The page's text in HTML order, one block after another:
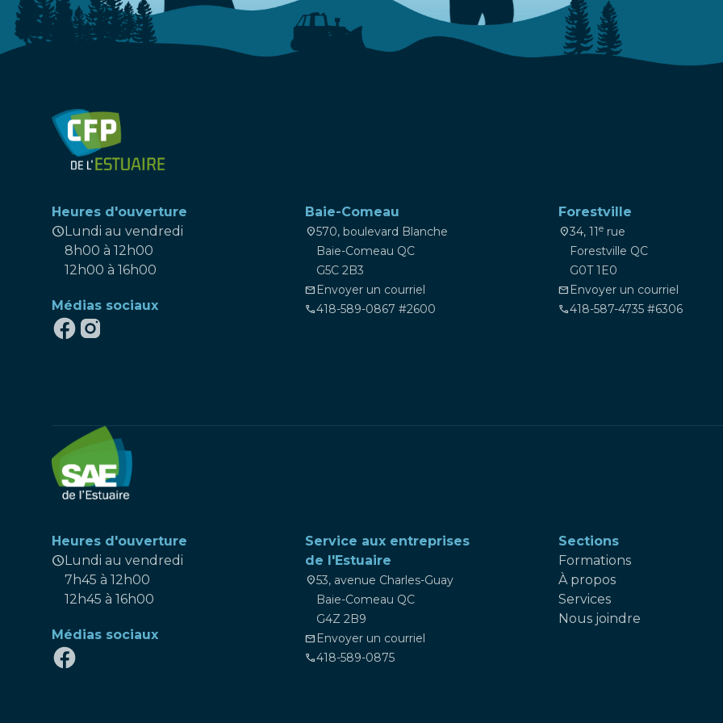
Heures d'ouverture
scheduleLundi au vendredi
8h00 à 12h00
12h00 à 16h00
Médias sociaux
Baie-Comeau
location_on570, boulevard Blanche
Baie-Comeau QC
G5C 2B3
mail Envoyer un courriel
phone418-589-0867 #2600
Forestville
location_on34, 11erue
Forestville QC
G0T 1E0
mail Envoyer un courriel
phone418-587-4735 #6306
Heures d'ouverture
scheduleLundi au vendredi
7h45 à 12h00
12h45 à 16h00
Médias sociaux
Service aux entreprises
de l'Estuaire
location_on53, avenue Charles-Guay
Baie-Comeau QC
G4Z 2B9
mail Envoyer un courriel
phone418-589-0875
Sections
Formations
À propos
Services
Nous joindre